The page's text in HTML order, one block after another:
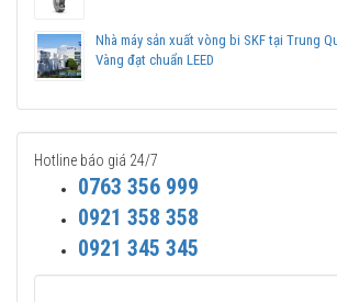
Vòng bi SKF 6205-2Z/C3 có sẵn mỡ bôi trơn
2 nắp chắn mỡ bằng sắt (2Z) kèm khe hở C3.
Vòng bi SKF 6205-2RSH
Nhà máy sản xuất vòng bi SKF tại Trung
Vàng đạt chuẩn LEED
Hotline báo giá 24/7
0763 356 999
0921 358 358
0921 345 345